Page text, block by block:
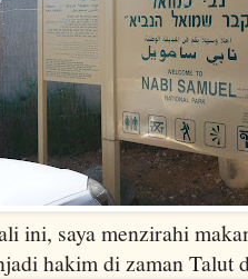
ini, saya menzirahi
hakim di zaman Talut